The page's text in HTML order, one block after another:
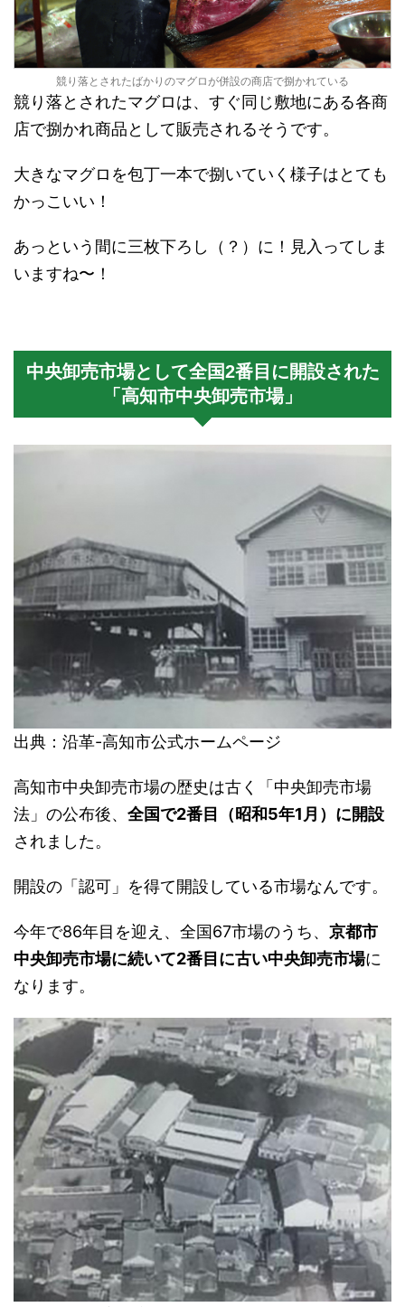
競り落とされたばかりのマグロが併設の商店で捌かれている
競り落とされたマグロは、すぐ同じ敷地にある各商
店で捌かれ商品として販売されるそうです。
大きなマグロを包丁一本で捌いていく様子はとても
かっこいい！
あっという間に三枚下ろし（？）に！見入ってしま
いますね〜！
中央卸売市場として全国2番目に開設された
「高知市中央卸売市場」
出典：沿革-高知市公式ホームページ
高知市中央卸売市場の歴史は古く「中央卸売市場
法」の公布後、 全国で2番目（昭和5年1月）に開設
されました。
開設の「認可」を得て開設している市場なんです。
今年で86年目を迎え、全国67市場のうち、 京都市
中央卸売市場に続いて2番目に古い中央卸売市場に
なります。